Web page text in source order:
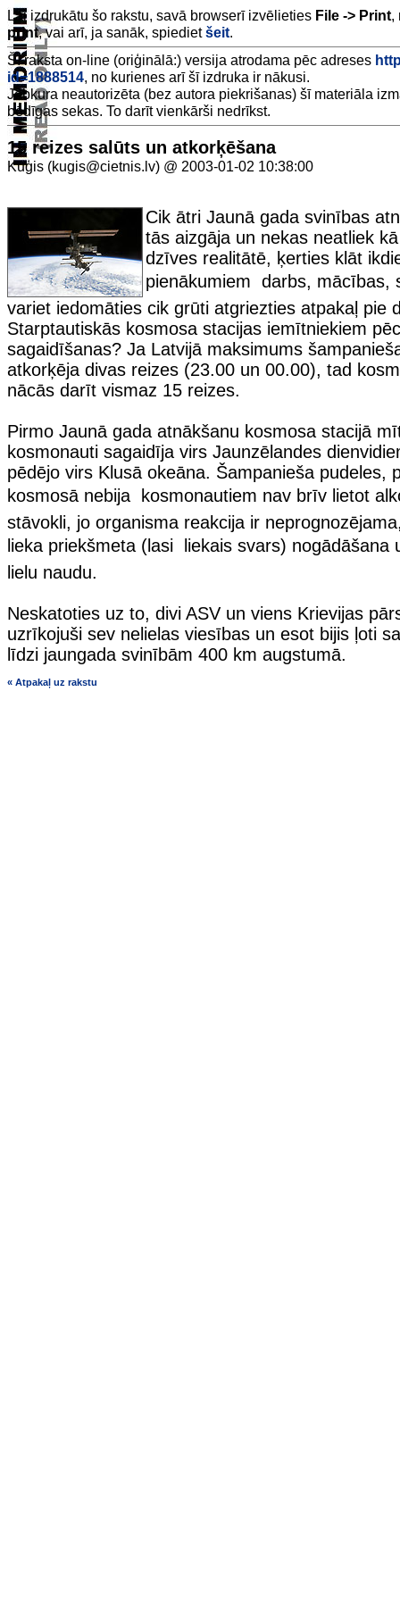
Lai izdrukātu šo rakstu, savā browserī izvēlieties File -> Print,
print, vai arī, ja sanāk, spiedietšeit.
Šī raksta on-line (oriģinālā:) versija atrodama pēc adreses
id=1888514, no kurienes arī šī izdruka ir nākusi.
Jebkura neautorizēta (bez autora piekrišanas) šī materiāla
bēdīgas sekas. To darīt vienkārši nedrīkst.
15 reizes salūts un atkorķēšana
Kuģis (kugis@cietnis.lv) @ 2003-01-02 10:38:00
Cik ātri Jaunā gada svinības
tās aizgāja un nekas neatliek
dzīves realitātē, ķerties klāt
pienākumiem  darbs, mācības,
variet iedomāties cik grūti atgriezties atpakaļ pie
Starptautiskās kosmosa stacijas iemītniekiem
sagaidīšanas? Ja Latvijā maksimums
atkorķēja divas reizes (23.00 un 00.00), tad
nācās darīt vismaz 15 reizes.
Pirmo Jaunā gada atnākšanu kosmosa stacijā
kosmonauti sagaidīja virs Jaunzēlandes
pēdējo virs Klusā okeāna. Šampanieša pudeles,
kosmosā nebija  kosmonautiem nav brīv lietot
stāvokli, jo organisma reakcija ir
lieka priekšmeta (lasi  liekais svars)
lielu naudu.
Neskatoties uz to, divi ASV un viens Krievijas
uzrīkojuši sev nelielas viesības un esot bijis ļoti
līdzi jaungada svinībām 400 km augstumā.
« Atpakaļ uz rakstu